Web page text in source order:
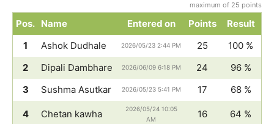
maximum of 25 points
Pos. Name Entered on Points
Result
1
Ashok Dudhale 2026/05/23 2:44 PM 25
100 %
2
Dipali Dambhare 2026/06/09 6:18 PM 24
96 %
3
Sushma Asutkar 2026/05/23 5:41 PM 17 68 %
4 Chetan kawha
2026/05/24 10:05
AM
16 64 %